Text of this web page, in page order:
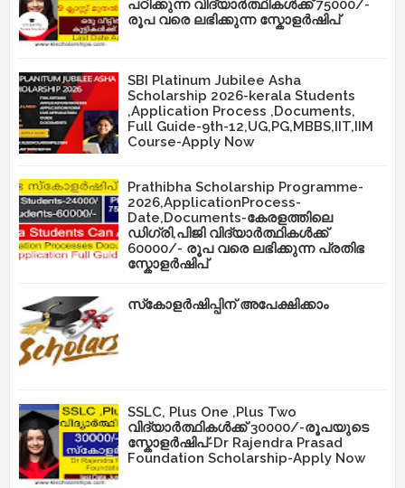
പഠിക്കുന്ന വിദ്യാർത്ഥികൾക്ക് 75000/-
രൂപ വരെ ലഭിക്കുന്ന സ്കോളർഷിപ്
SBI Platinum Jubilee Asha
Scholarship 2026-kerala Students
,Application Process ,Documents,
Full Guide-9th-12,UG,PG,MBBS,IIT,IIM
Course-Apply Now
Prathibha Scholarship Programme-
2026,ApplicationProcess-
Date,Documents-കേരളത്തിലെ
ഡിഗ്രി,പിജി വിദ്യാർത്ഥികൾക്ക്
60000/- രൂപ വരെ ലഭിക്കുന്ന പ്രതിഭ
സ്കോളർഷിപ്
സ്‌കോളർഷിപ്പിന് അപേക്ഷിക്കാം
SSLC, Plus One ,Plus Two
വിദ്യാർത്ഥികൾക്ക് 30000/-രൂപയുടെ
സ്കോളർഷിപ്-Dr Rajendra Prasad
Foundation Scholarship-Apply Now